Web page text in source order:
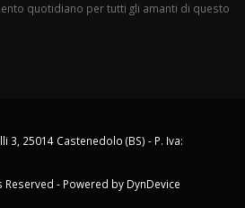
quotidiano per tutti gli amanti di questo
3, 25014 Castenedolo (BS) - P. Iva:
- Powered by DynDevice